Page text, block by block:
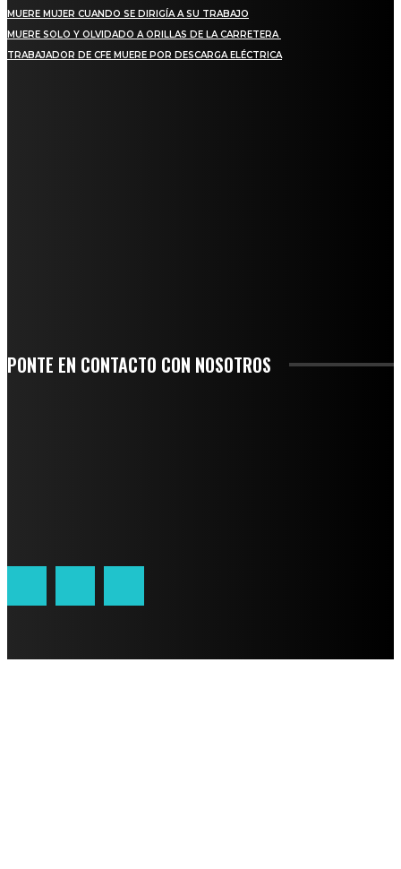
MUERE MUJER CUANDO SE DIRIGÍA A SU TRABAJO
MUERE SOLO Y OLVIDADO A ORILLAS DE LA CARRETERA
TRABAJADOR DE CFE MUERE POR DESCARGA ELÉCTRICA
PONTE EN CONTACTO CON NOSOTROS